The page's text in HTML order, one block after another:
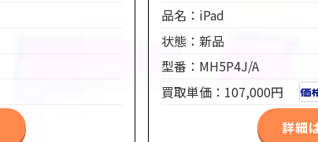
品名：iPad
状態：新品
型番：MH5P4J/A
買取単価：107,000円
詳細